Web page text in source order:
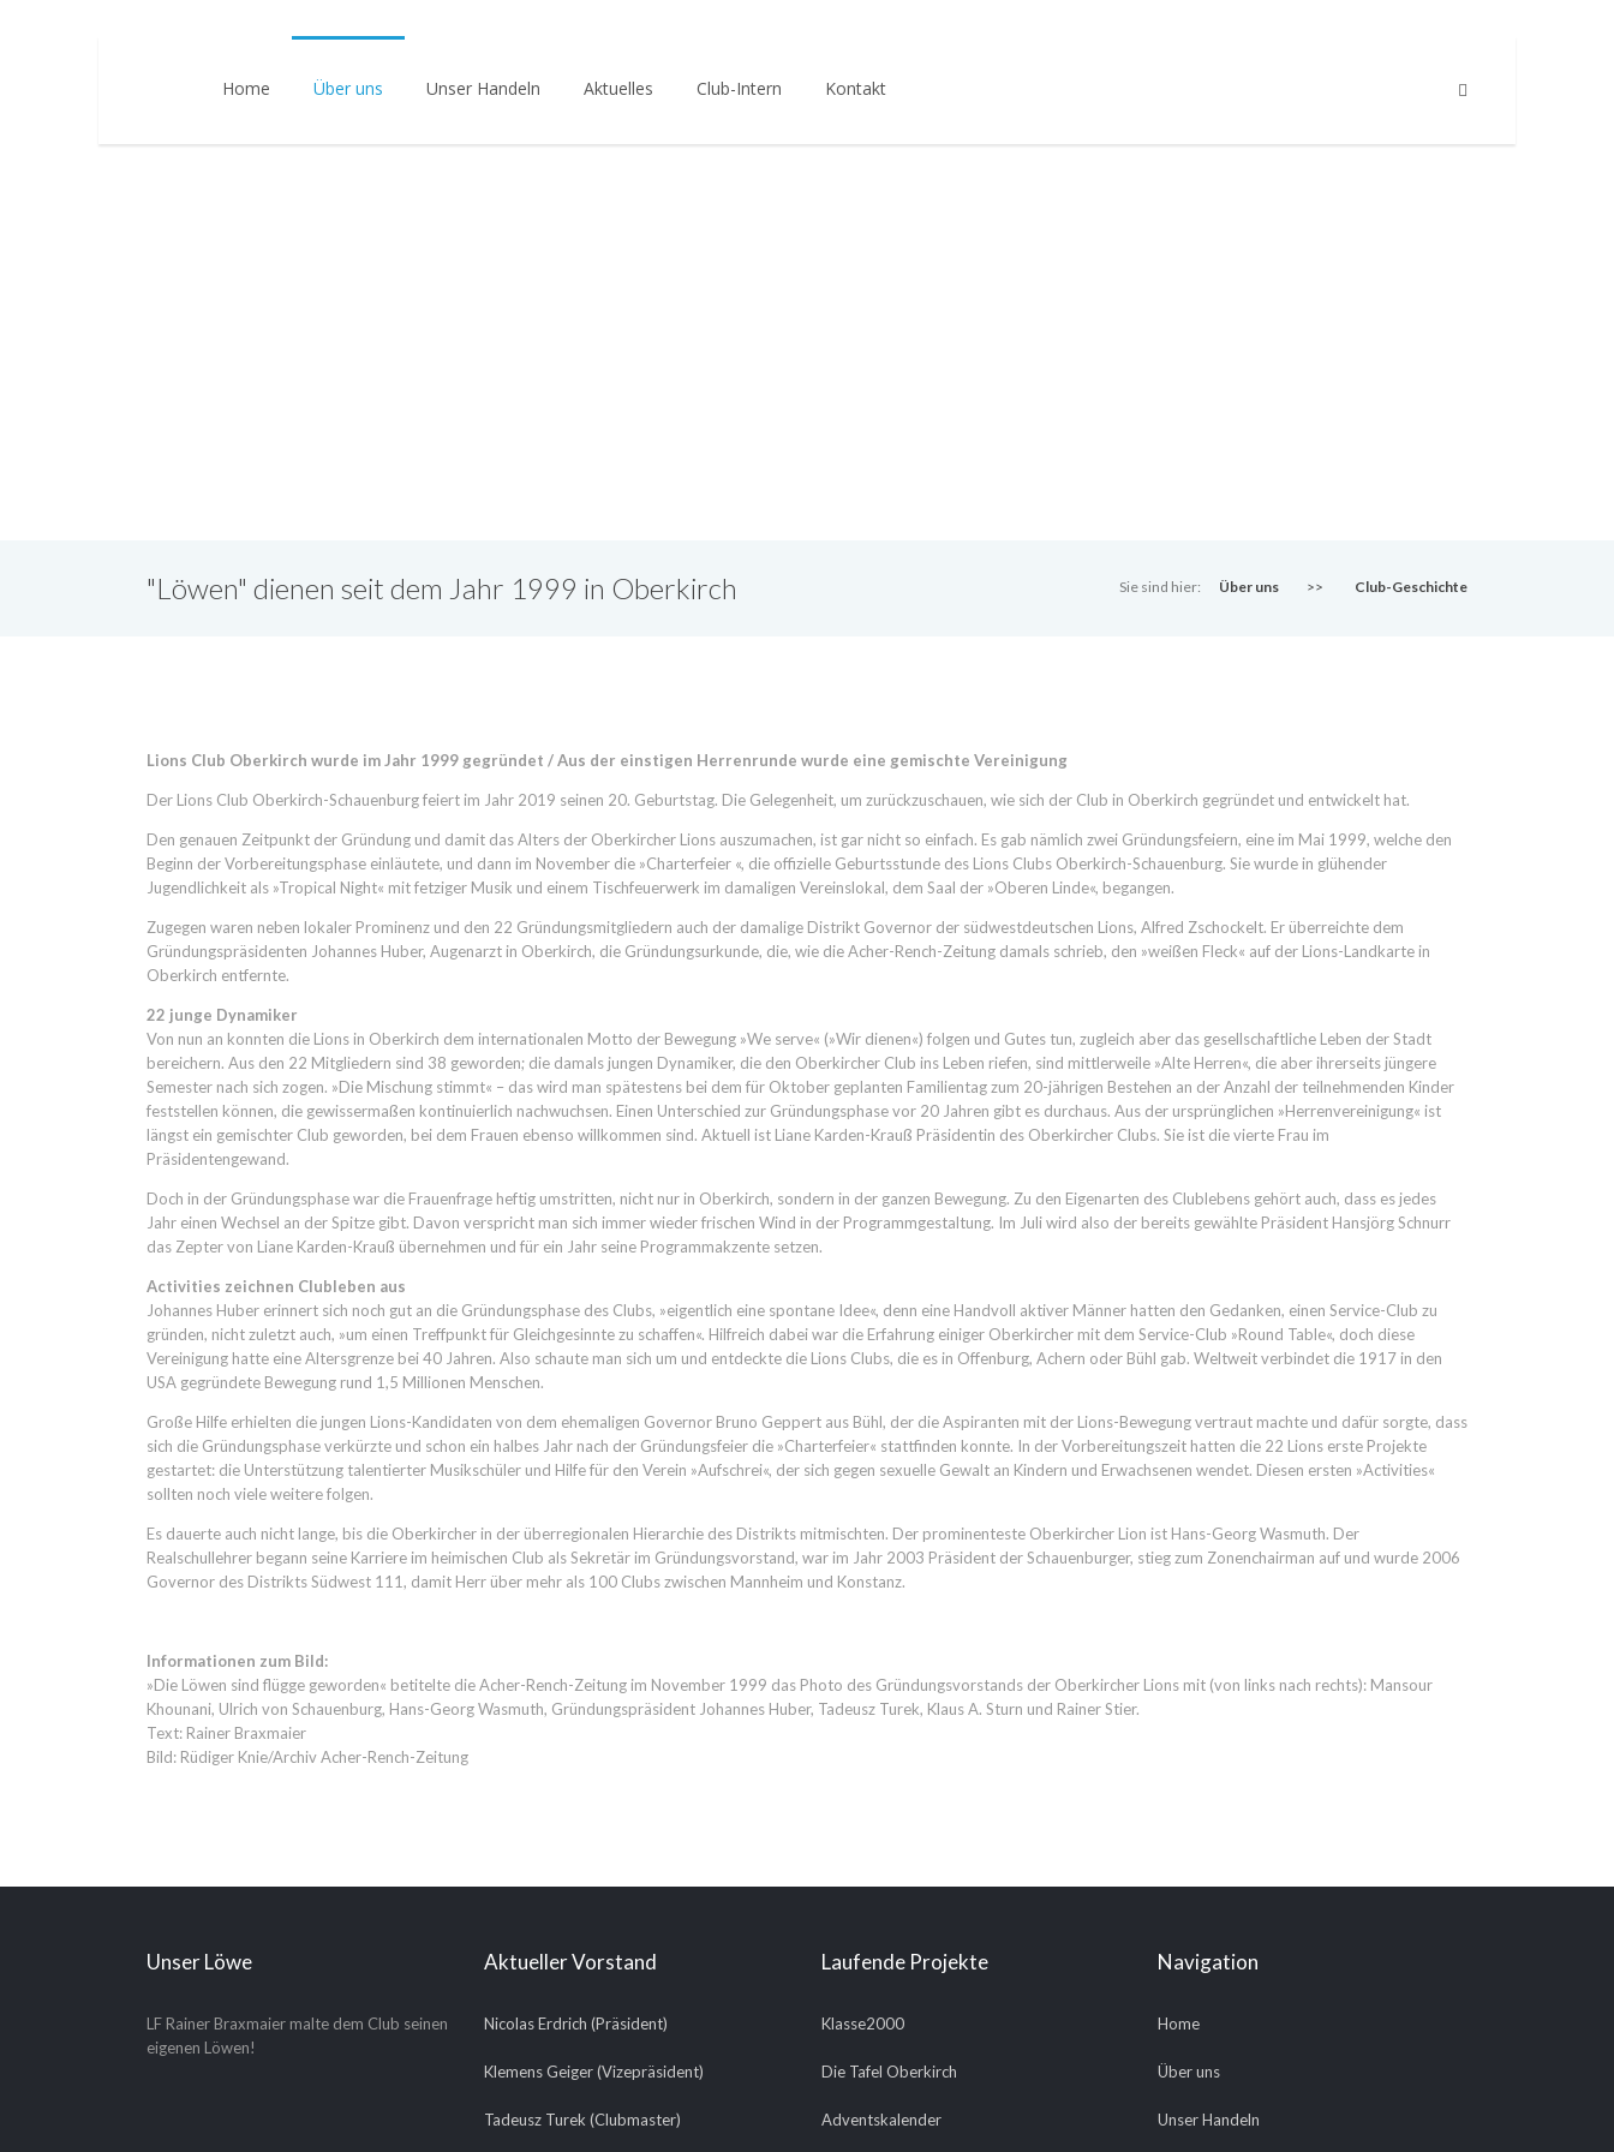
Home Über uns Unser Handeln Aktuelles Club-Intern Kontakt
"Löwen" dienen seit dem Jahr 1999 in Oberkirch Sie sind hier: Über uns >> Club-Geschichte
Lions Club Oberkirch wurde im Jahr 1999 gegründet / Aus der einstigen Herrenrunde wurde eine gemischte Vereinigung
Der Lions Club Oberkirch-Schauenburg feiert im Jahr 2019 seinen 20. Geburtstag. Die Gelegenheit, um zurückzuschauen, wie sich der Club in Oberkirch gegründet und entwickelt hat.
Den genauen Zeitpunkt der Gründung und damit das Alters der Oberkircher Lions auszumachen, ist gar nicht so einfach. Es gab nämlich zwei Gründungsfeiern, eine im Mai 1999, welche den
Beginn der Vorbereitungsphase einläutete, und dann im November die »Charterfeier «, die offizielle Geburtsstunde des Lions Clubs Oberkirch-Schauenburg. Sie wurde in glühender
Jugendlichkeit als »Tropical Night« mit fetziger Musik und einem Tischfeuerwerk im damaligen Vereinslokal, dem Saal der »Oberen Linde«, begangen.
Zugegen waren neben lokaler Prominenz und den 22 Gründungsmitgliedern auch der damalige Distrikt Governor der südwestdeutschen Lions, Alfred Zschockelt. Er überreichte dem
Gründungspräsidenten Johannes Huber, Augenarzt in Oberkirch, die Gründungsurkunde, die, wie die Acher-Rench-Zeitung damals schrieb, den »weißen Fleck« auf der Lions-Landkarte in
Oberkirch entfernte.
22 junge Dynamiker
Von nun an konnten die Lions in Oberkirch dem internationalen Motto der Bewegung »We serve« (»Wir dienen«) folgen und Gutes tun, zugleich aber das gesellschaftliche Leben der Stadt
bereichern. Aus den 22 Mitgliedern sind 38 geworden; die damals jungen Dynamiker, die den Oberkircher Club ins Leben riefen, sind mittlerweile »Alte Herren«, die aber ihrerseits jüngere
Semester nach sich zogen. »Die Mischung stimmt« – das wird man spätestens bei dem für Oktober geplanten Familientag zum 20-jährigen Bestehen an der Anzahl der teilnehmenden Kinder
feststellen können, die gewissermaßen kontinuierlich nachwuchsen. Einen Unterschied zur Gründungsphase vor 20 Jahren gibt es durchaus. Aus der ursprünglichen »Herrenvereinigung« ist
längst ein gemischter Club geworden, bei dem Frauen ebenso willkommen sind. Aktuell ist Liane Karden-Krauß Präsidentin des Oberkircher Clubs. Sie ist die vierte Frau im
Präsidentengewand.
Doch in der Gründungsphase war die Frauenfrage heftig umstritten, nicht nur in Oberkirch, sondern in der ganzen Bewegung. Zu den Eigenarten des Clublebens gehört auch, dass es jedes
Jahr einen Wechsel an der Spitze gibt. Davon verspricht man sich immer wieder frischen Wind in der Programmgestaltung. Im Juli wird also der bereits gewählte Präsident Hansjörg Schnurr
das Zepter von Liane Karden-Krauß übernehmen und für ein Jahr seine Programmakzente setzen.
Activities zeichnen Clubleben aus
Johannes Huber erinnert sich noch gut an die Gründungsphase des Clubs, »eigentlich eine spontane Idee«, denn eine Handvoll aktiver Männer hatten den Gedanken, einen Service-Club zu
gründen, nicht zuletzt auch, »um einen Treffpunkt für Gleichgesinnte zu schaffen«. Hilfreich dabei war die Erfahrung einiger Oberkircher mit dem Service-Club »Round Table«, doch diese
Vereinigung hatte eine Altersgrenze bei 40 Jahren. Also schaute man sich um und entdeckte die Lions Clubs, die es in Offenburg, Achern oder Bühl gab. Weltweit verbindet die 1917 in den
USA gegründete Bewegung rund 1,5 Millionen Menschen.
Große Hilfe erhielten die jungen Lions-Kandidaten von dem ehemaligen Governor Bruno Geppert aus Bühl, der die Aspiranten mit der Lions-Bewegung vertraut machte und dafür sorgte, dass
sich die Gründungsphase verkürzte und schon ein halbes Jahr nach der Gründungsfeier die »Charterfeier« stattfinden konnte. In der Vorbereitungszeit hatten die 22 Lions erste Projekte
gestartet: die Unterstützung talentierter Musikschüler und Hilfe für den Verein »Aufschrei«, der sich gegen sexuelle Gewalt an Kindern und Erwachsenen wendet. Diesen ersten »Activities«
sollten noch viele weitere folgen.
Es dauerte auch nicht lange, bis die Oberkircher in der überregionalen Hierarchie des Distrikts mitmischten. Der prominenteste Oberkircher Lion ist Hans-Georg Wasmuth. Der
Realschullehrer begann seine Karriere im heimischen Club als Sekretär im Gründungsvorstand, war im Jahr 2003 Präsident der Schauenburger, stieg zum Zonenchairman auf und wurde 2006
Governor des Distrikts Südwest 111, damit Herr über mehr als 100 Clubs zwischen Mannheim und Konstanz.
Informationen zum Bild:
»Die Löwen sind flügge geworden« betitelte die Acher-Rench-Zeitung im November 1999 das Photo des Gründungsvorstands der Oberkircher Lions mit (von links nach rechts): Mansour
Khounani, Ulrich von Schauenburg, Hans-Georg Wasmuth, Gründungspräsident Johannes Huber, Tadeusz Turek, Klaus A. Sturn und Rainer Stier.
Text: Rainer Braxmaier
Bild: Rüdiger Knie/Archiv Acher-Rench-Zeitung
Unser Löwe
LF Rainer Braxmaier malte dem Club seinen
eigenen Löwen!
Aktueller Vorstand
Nicolas Erdrich (Präsident)
Klemens Geiger (Vizepräsident)
Tadeusz Turek (Clubmaster)
Laufende Projekte
Klasse2000
Die Tafel Oberkirch
Adventskalender
Navigation
Home
Über uns
Unser Handeln